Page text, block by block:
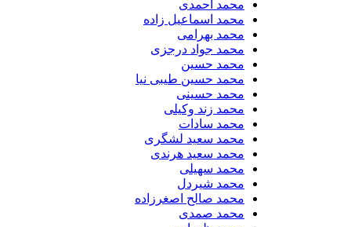
محمد احمدی
محمد اسماعیل زاده
محمد بهرامی
محمد جواد درجزی
محمد حسین
محمد حسین طیبی نیا
محمد حسینی
محمد زند وکیلی
محمد سادات
محمد سعید لشگری
محمد سعید هرندی
محمد سهیلی
​محمد شیردل
محمد صالح اصغرزاده
محمد صمدی